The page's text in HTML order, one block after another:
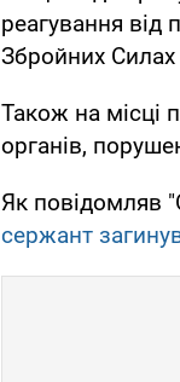
реагування від
Збройних Силах
Також на місці
органів,
Як повідомляв
сержант